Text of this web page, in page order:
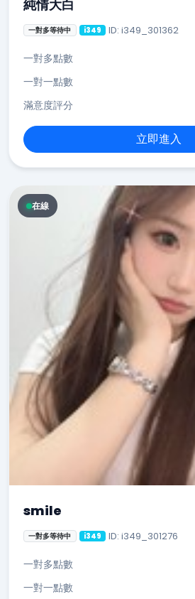
純情大白
一對多等待中 i349 ID: i349_301362
一對多點數
一對一點數
滿意度評分
立即進入
在線
smile
一對多等待中 i349 ID: i349_301276
一對多點數
一對一點數